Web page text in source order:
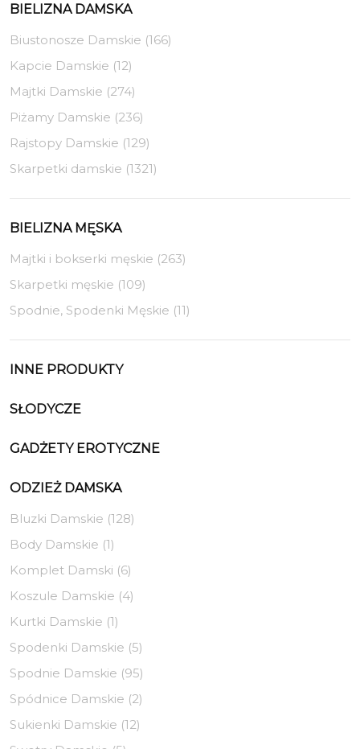
BIELIZNA DAMSKA
Biustonosze Damskie (166)
Kapcie Damskie (12)
Majtki Damskie (274)
Piżamy Damskie (236)
Rajstopy Damskie (129)
Skarpetki damskie (1321)
BIELIZNA MĘSKA
Majtki i bokserki męskie (263)
Skarpetki męskie (109)
Spodnie, Spodenki Męskie (11)
INNE PRODUKTY
SŁODYCZE
GADŻETY EROTYCZNE
ODZIEŻ DAMSKA
Bluzki Damskie (128)
Body Damskie (1)
Komplet Damski (6)
Koszule Damskie (4)
Kurtki Damskie (1)
Spodenki Damskie (5)
Spodnie Damskie (95)
Spódnice Damskie (2)
Sukienki Damskie (12)